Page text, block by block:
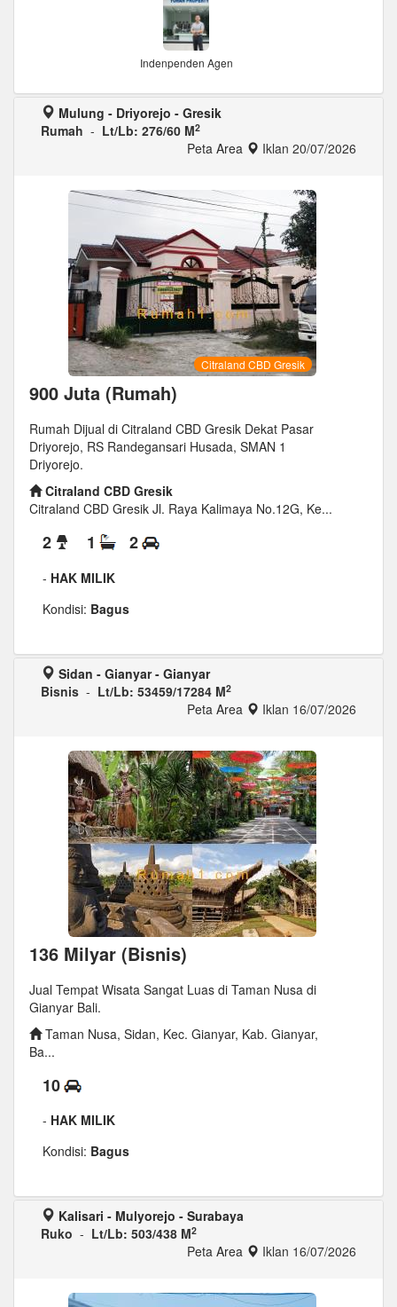
Indenpenden Agen
Mulung - Driyorejo - Gresik
Rumah - Lt/Lb: 276/60 M2
Peta Area Iklan 20/07/2026
Citraland CBD Gresik
900 Juta (Rumah)
Rumah Dijual di Citraland CBD Gresik Dekat Pasar
Driyorejo, RS Randegansari Husada, SMAN 1
Driyorejo.
Citraland CBD Gresik
Citraland CBD Gresik Jl. Raya Kalimaya No.12G, Ke...
2 1 2
- HAK MILIK
Kondisi: Bagus
Sidan - Gianyar - Gianyar
Bisnis - Lt/Lb: 53459/17284 M2
Peta Area Iklan 16/07/2026
136 Milyar (Bisnis)
Jual Tempat Wisata Sangat Luas di Taman Nusa di
Gianyar Bali.
Taman Nusa, Sidan, Kec. Gianyar, Kab. Gianyar,
Ba...
10
- HAK MILIK
Kondisi: Bagus
Kalisari - Mulyorejo - Surabaya
Ruko - Lt/Lb: 503/438 M2
Peta Area Iklan 16/07/2026